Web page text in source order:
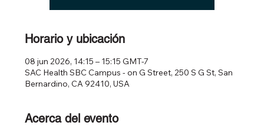
Horario y ubicación
08 jun 2026, 14:15 – 15:15 GMT-7
SAC Health SBC Campus - on G Street, 250 S G St, San
Bernardino, CA 92410, USA
Acerca del evento